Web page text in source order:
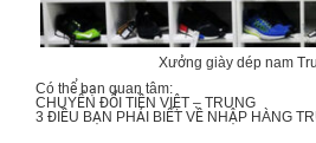
Xưởng giày dép nam
Có thể bạn quan tâm:
CHUYỂN ĐỔI TIỀN VIỆT – TRUNG
3 ĐIỀU BẠN PHẢI BIẾT VỀ NHẬP HÀNG